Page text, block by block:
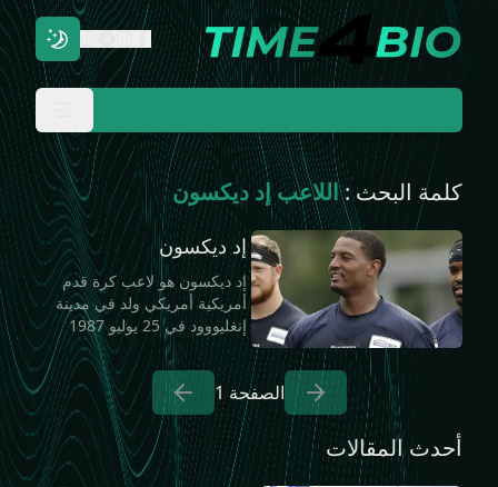
كلمة البحث :اللاعب إد ديكسون
إد ديكسون
إد ديكسون هو لاعب كرة قدم
أمريكية أمريكي ولد في مدينة
إنغليووود في 25 يوليو 1987
الصفحة1
أحدث المقالات